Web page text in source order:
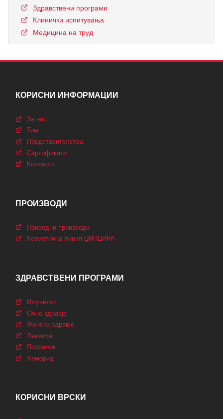
Здравствени програми
Клинички испитувања
Медицина на труд
КОРИСНИ ИНФОРМАЦИИ
За нас
Тим
Представителства
Сертификати
Контакти
ПРОИЗВОДИ
Природни производи
Козметична линия ЏИНЏИРА
ЗДРАВСТВЕНИ ПРОГРАМИ
Имунитет
Очно здравjе
Женско здравје
Лекзема
Псоралек
Хеморид
КОРИСНИ ВРСКИ